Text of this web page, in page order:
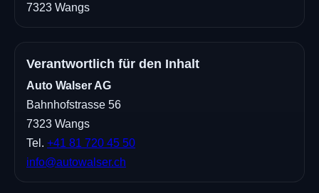
7323 Wangs
Verantwortlich für den Inhalt
Auto Walser AG
Bahnhofstrasse 56
7323 Wangs
Tel. +41 81 720 45 50
info@autowalser.ch